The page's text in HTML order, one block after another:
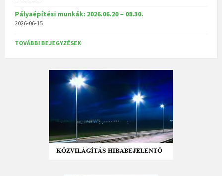
Pályaépítési munkák: 2026.06.20 – 08.30.
2026-06-15
TOVÁBBI BEJEGYZÉSEK